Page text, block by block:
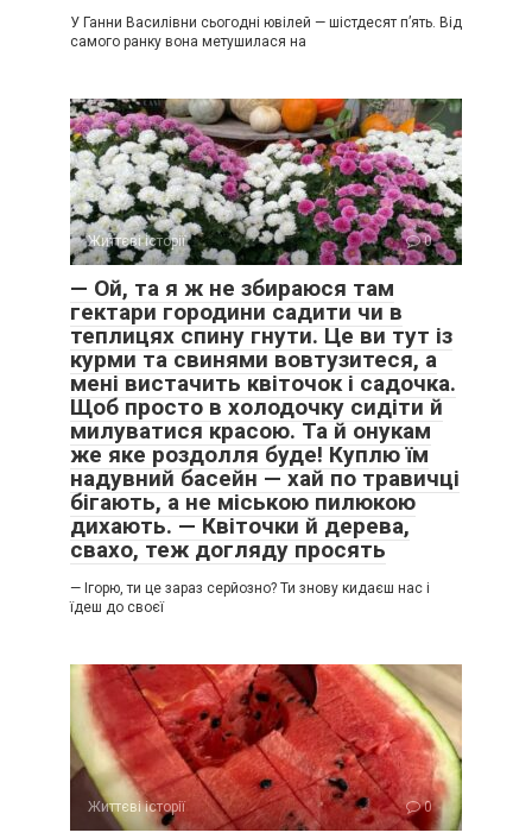
У Ганни Василівни сьогодні ювілей — шістдесят п’ять. Від
самого ранку вона метушилася на
Життєві історії 0
— Ой, та я ж не збираюся там
гектари городини садити чи в
теплицях спину гнути. Це ви тут із
курми та свинями вовтузитеся, а
мені вистачить квіточок і садочка.
Щоб просто в холодочку сидіти й
милуватися красою. Та й онукам
же яке роздолля буде! Куплю їм
надувний басейн — хай по травичці
бігають, а не міською пилюкою
дихають. — Квіточки й дерева,
свахо, теж догляду просять
— Ігорю, ти це зараз серйозно? Ти знову кидаєш нас і
їдеш до своєї
Життєві історії 0